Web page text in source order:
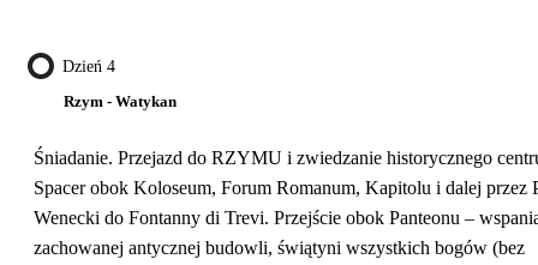
Dzień 4
Rzym - Watykan
Śniadanie. Przejazd do RZYMU i zwiedzanie historycznego
Spacer obok Koloseum, Forum Romanum, Kapitolu i dalej przez
Wenecki do Fontanny di Trevi. Przejście obok Panteonu –
zachowanej antycznej budowli, świątyni wszystkich bogów (bez